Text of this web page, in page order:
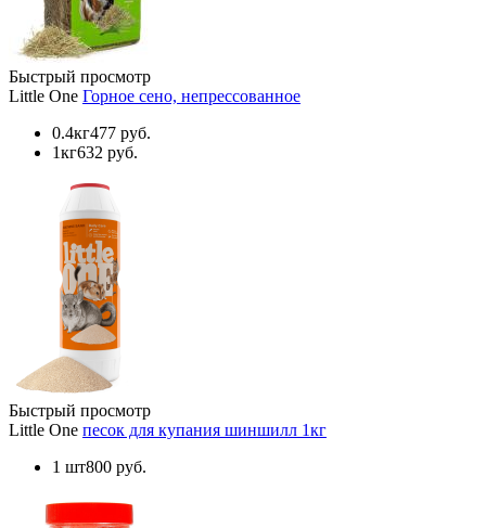
Быстрый просмотр
Little One Горное сено, непрессованное
0.4кг477 руб.
1кг632 руб.
Быстрый просмотр
Little One песок для купания шиншилл 1кг
1 шт800 руб.